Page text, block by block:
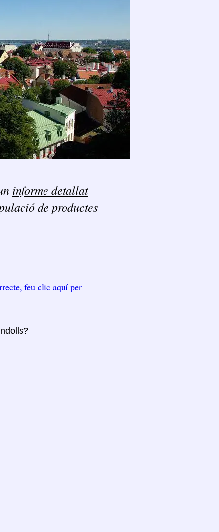
informe detallat
de productes
feu clic aquí per